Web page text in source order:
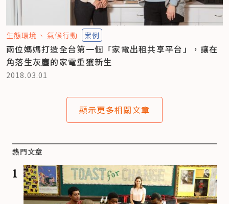
生態環境 氣候行動 案例
兩位媽媽打造全台第一個「家電出租共享平台」，讓在
角落生灰塵的家電重獲新生
2018.03.01
顯示更多相關文章
熱門文章
1